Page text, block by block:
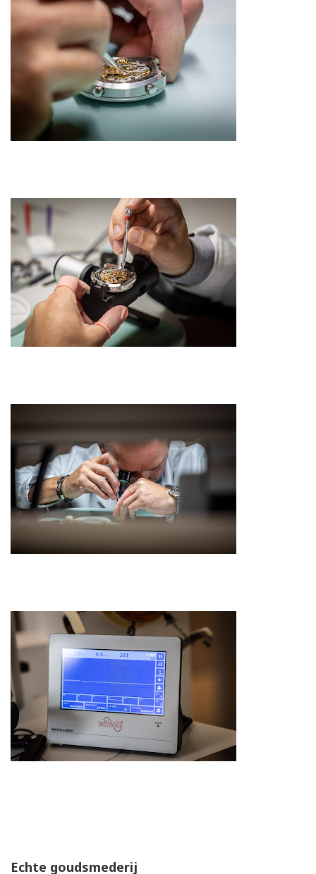
Echte goudsmederij